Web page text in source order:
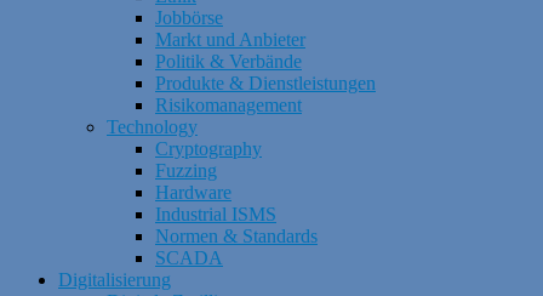
Jobbörse
Markt und Anbieter
Politik & Verbände
Produkte & Dienstleistungen
Risikomanagement
Technology
Cryptography
Fuzzing
Hardware
Industrial ISMS
Normen & Standards
SCADA
Digitalisierung